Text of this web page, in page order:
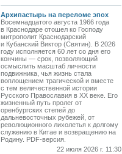
Архипастырь на переломе эпох
Восемнадцатого августа 1966 года
в Краснодаре отошел ко Господу
митрополит Краснодарский
и Кубанский Виктор (Святин). В 2026
году исполняется 60 лет со дня его
кончины — срок, позволяющий
осмыслить масштаб личности
подвижника, чья жизнь стала
воплощением трагической и вместе
с тем величественной истории
Русского Православия в XX веке. Его
жизненный путь пролег от
оренбургских степей до
дальневосточных рубежей, от
революционного лихолетья к долгому
служению в Китае и возвращению на
Родину. PDF-версия.
22 июля 2026 г. 11:30